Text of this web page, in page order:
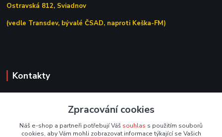
Ostravská 812, Sviadnov
(vedle Transdev, bývalé ČSAD, naproti Keška-FM)
Kontakty
obchod@tipoffice.cz
Zpracování cookies
Náš e-shop a partneři potřebují Váš souhlas s použitím souborů
cookies, aby Vám mohli zobrazovat informace týkající se Vašich